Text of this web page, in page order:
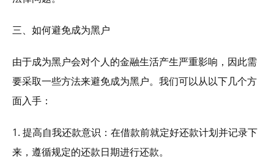
三、如何避免成为黑户
由于成为黑户会对个人的金融生活产生严重影响，因此需
要采取一些方法来避免成为黑户。我们可以从以下几个方
面入手：
1. 提高自我还款意识：在借款前就定好还款计划并记录下
来，遵循规定的还款日期进行还款。